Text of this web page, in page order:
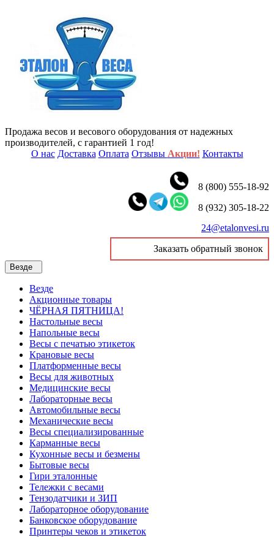
Продажа весов и весового оборудования от надежных
производителей, с гарантией 1 год!
О нас Доставка Оплата Отзывы Акции! Контакты
8 (800) 555-18-92
8 (932) 305-18-22
24@etalonvesi.ru
Заказать обратный звонок
Везде
Везде
Акционные товары
ЧЁРНАЯ ПЯТНИЦА!
Настольные весы
Напольные весы
Весы с печатью этикеток
Крановые весы
Платформенные весы
Весы для животных
Медицинские весы
Лабораторные весы
Автомобильные весы
Механические весы
Весы специализированные
Карманные весы
Кухонные весы и безмены
Бытовые весы
Гири эталонные
Тележки с весами
Тензодатчики и ЗИП
Лабораторное оборудование
Банковское оборудование
Принтеры чеков и этикеток